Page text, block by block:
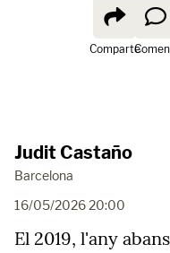
Comparte
Judit Castaño
Barcelona
16/05/2026 20:00
El 2019, l'any